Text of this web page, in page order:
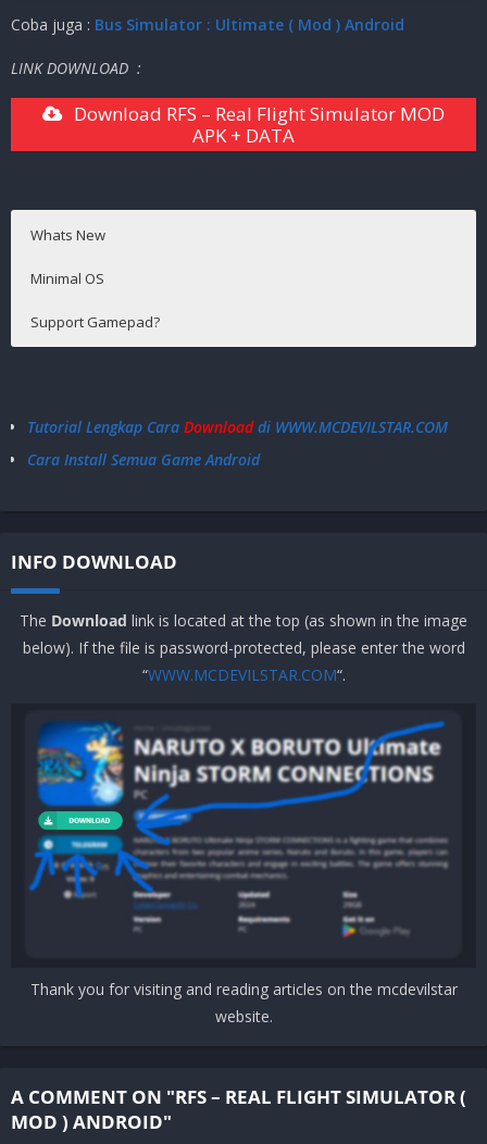
Coba juga : Bus Simulator : Ultimate ( Mod ) Android
LINK DOWNLOAD :
Download RFS – Real Flight Simulator MOD
APK + DATA
Whats New
Minimal OS
Support Gamepad?
Tutorial Lengkap Cara Downloaddi WWW.MCDEVILSTAR.COM
Cara Install Semua Game Android
INFO DOWNLOAD
The Download link is located at the top (as shown in the image
below). If the file is password-protected, please enter the word
“WWW.MCDEVILSTAR.COM“.
Thank you for visiting and reading articles on the mcdevilstar
website.
A COMMENT ON "RFS – REAL FLIGHT SIMULATOR (
MOD ) ANDROID"